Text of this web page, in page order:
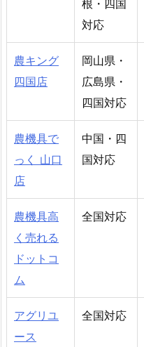
根・四国
対応
農キング
四国店
岡山県・
広島県・
四国対応
農機具で
っく 山口
店
中国・四
国対応
農機具高
く売れる
ドットコ
ム
全国対応
アグリユ
ース
全国対応